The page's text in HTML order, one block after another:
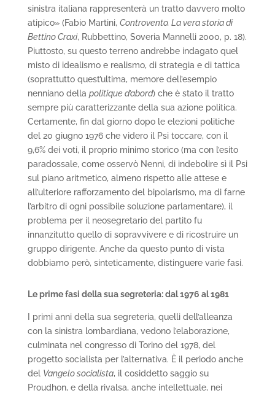
sinistra italiana rappresenterà un tratto davvero molto
atipico» (Fabio Martini, Controvento. La vera storia di
Bettino Craxi, Rubbettino, Soveria Mannelli 2000, p. 18).
Piuttosto, su questo terreno andrebbe indagato quel
misto di idealismo e realismo, di strategia e di tattica
(soprattutto quest’ultima, memore dell’esempio
nenniano della politique d’abord) che è stato il tratto
sempre più caratterizzante della sua azione politica.
Certamente, fin dal giorno dopo le elezioni politiche
del 20 giugno 1976 che videro il Psi toccare, con il
9,6% dei voti, il proprio minimo storico (ma con l’esito
paradossale, come osservò Nenni, di indebolire sì il Psi
sul piano aritmetico, almeno rispetto alle attese e
all’ulteriore rafforzamento del bipolarismo, ma di farne
l’arbitro di ogni possibile soluzione parlamentare), il
problema per il neosegretario del partito fu
innanzitutto quello di sopravvivere e di ricostruire un
gruppo dirigente. Anche da questo punto di vista
dobbiamo però, sinteticamente, distinguere varie fasi.
Le prime fasi della sua segreteria: dal 1976 al 1981
I primi anni della sua segreteria, quelli dell’alleanza
con la sinistra lombardiana, vedono l’elaborazione,
culminata nel congresso di Torino del 1978, del
progetto socialista per l’alternativa. È il periodo anche
del Vangelo socialista, il cosiddetto saggio su
Proudhon, e della rivalsa, anche intellettuale, nei